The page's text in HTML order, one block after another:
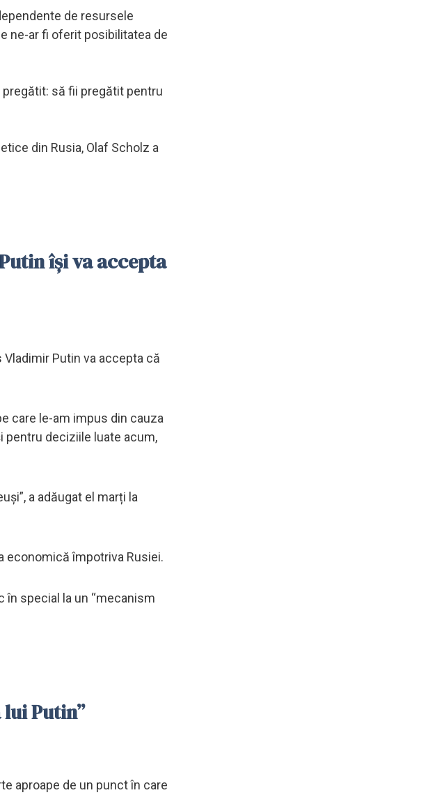
de resursele
ne-ar fi oferit posibilitatea de
să fii pregătit pentru
din Rusia, Olaf Scholz a
îşi va accepta
Putin va accepta că
care le-am impus din cauza
pentru deciziile luate acum,
a adăugat el marți la
economică împotriva Rusiei.
în special la un “mecanism
Putin”
aproape de un punct în care